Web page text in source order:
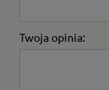
Twoja opinia: